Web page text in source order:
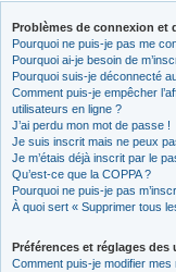
Problèmes de connexion et
Pourquoi ne puis-je pas me
Pourquoi ai-je besoin de
Pourquoi suis-je déconnecté
Comment puis-je empêcher
utilisateurs en ligne ?
J’ai perdu mon mot de passe !
Je suis inscrit mais ne peux
Je m’étais déjà inscrit par le
Qu’est-ce que la COPPA ?
Pourquoi ne puis-je pas
À quoi sert « Supprimer tous
Préférences et réglages des
Comment puis-je modifier mes